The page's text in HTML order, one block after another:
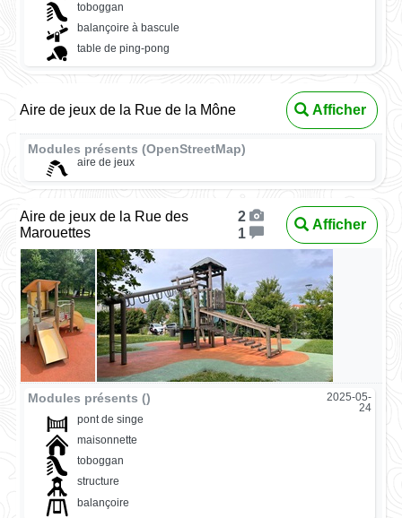
toboggan
balançoire à bascule
table de ping-pong
Aire de jeux de la Rue de la Mône Afficher
Modules présents (OpenStreetMap)
aire de jeux
Aire de jeux de la Rue des
Marouettes
2
1
Afficher
Modules présents ()
2025-05-
24
pont de singe
maisonnette
toboggan
structure
balançoire